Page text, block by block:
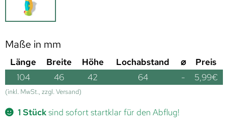
Maße in mm
Länge Breite Höhe Lochabstand ⌀
Preis
104
46 42 64 - 5,99€
(inkl. MwSt., zzgl. Versand)
1 Stücksind sofort startklar für den Abflug!